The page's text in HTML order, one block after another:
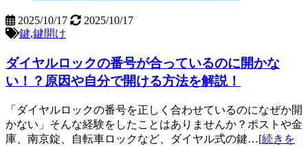
2025/10/17
2025/10/17
鍵,鍵開け
ダイヤルロックの番号が合っているのに開かな
い！？原因や自分で開ける方法を解説！
「ダイヤルロックの番号を正しく合わせているのになぜか開
かない」そんな経験をしたことはありませんか？ポストや金
庫、南京錠、自転車ロックなど、ダイヤル式の鍵…[続きを